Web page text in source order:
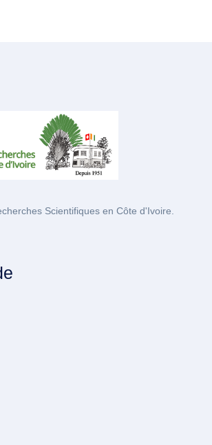
Scientifiques en Côte d'Ivoire.